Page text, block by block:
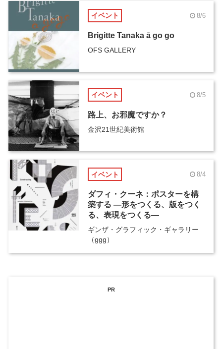
イベント 8/6
Brigitte Tanaka ā go go
OFS GALLERY
イベント 8/5
路上、お邪魔ですか？
金沢21世紀美術館
イベント 8/4
ダフィ・クーネ：ポスターを構
築する ―形をつくる、版をつく
る、表現をつくる―
ギンザ・グラフィック・ギャラリー
（ggg）
PR